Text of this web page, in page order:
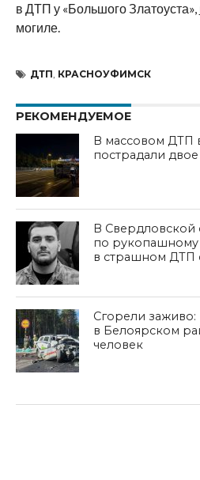
в ДТП у «Большого Златоуста»,
могиле.
ДТП, КРАСНОУФИМСК
РЕКОМЕНДУЕМОЕ
В массовом ДТП
пострадали
В Свердловской
по
в страшном ДТП
Сгорели
в Белоярском
человек